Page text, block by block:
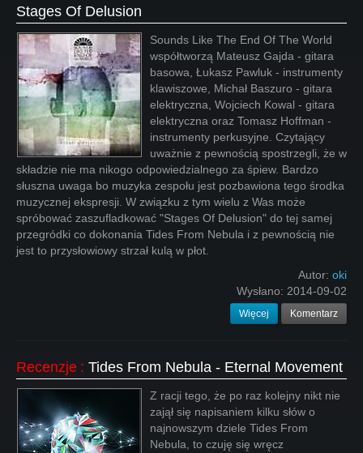
Stages Of Delusion
Sounds Like The End Of The World
współtworzą Mateusz Gajda - gitara
basowa, Łukasz Pawluk - instrumenty
klawiszowe, Michał Baszuro - gitara
elektryczna, Wojciech Kowal - gitara
elektryczna oraz Tomasz Hoffman -
instrumenty perkusyjne. Czytający
uważnie z pewnością spostrzegli, że w
składzie nie ma nikogo odpowiedzialnego za śpiew. Bardzo
słuszna uwaga bo muzyka zespołu jest pozbawiona tego środka
muzycznej ekspresji. W związku z tym wielu z Was może
spróbować zaszufladkować "Stages Of Delusion" do tej samej
przegródki co dokonania Tides From Nebula i z pewnością nie
jest to przysłowiowy strzał kulą w płot.
Autor: oki
Wysłano: 2014-09-02
Więcej Komentarz
Recenzje : Tides From Nebula - Eternal Movement
Z racji tego, że po raz kolejny nikt nie
zajął się napisaniem kilku słów o
najnowszym dziele Tides From
Nebula, to czuję się wręcz